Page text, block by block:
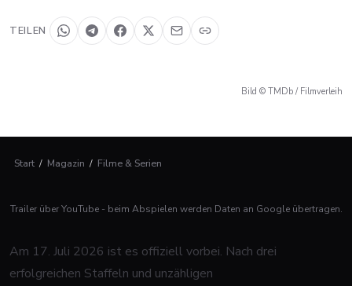
TEILEN
Bild © TMDb / Filmverleih
Start / Magazin / Filme & Serien
Trailer über YouTube - beim Abspielen werden Daten an Google übertragen.
Am 17. Juli 2026 ist es offiziell vorbei. Nach drei
erfolgreichen Staffeln und unzähligen